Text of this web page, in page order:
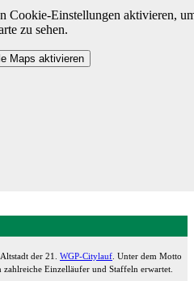
Cookie-Einstellungen aktivieren,
zu sehen.
Maps aktivieren
der 21. WGP-Citylauf . Unter dem Motto
Einzelläufer und Staffeln erwartet.